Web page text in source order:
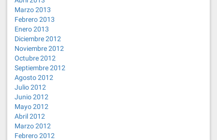
Marzo 2013
Febrero 2013
Enero 2013
Diciembre 2012
Noviembre 2012
Octubre 2012
Septiembre 2012
Agosto 2012
Julio 2012
Junio 2012
Mayo 2012
Abril 2012
Marzo 2012
Febrero 2012